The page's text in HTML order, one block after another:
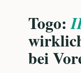
Togo:
bei